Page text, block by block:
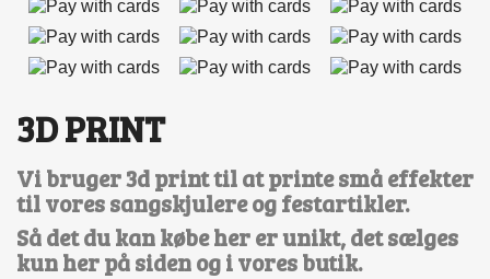
3D PRINT
Vi bruger 3d print til at printe små effekter
til vores sangskjulere og festartikler.
Så det du kan købe her er unikt, det sælges
kun her på siden og i vores butik.